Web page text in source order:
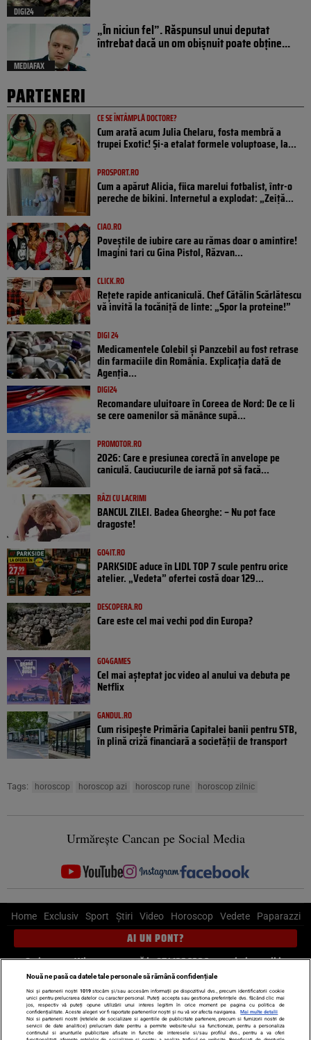
DIGI24
MEDIAFAX
„În niciun fel”. Răspunsul unui deputat
întrebat dacă un om obișnuit poate obține...
PARTENERI
CE SE ÎNTÂMPLĂ DOCTORE?
Cum arată acum Julia Chelaru, fosta membră a
trupei Exotic! Și-a etalat formele voluptoase, la...
PROSPORT.RO
Cum a apărut Alicia, fiica marelui fotbalist, într-o
pereche de bikini. Internetul a explodat: „Zeiță...
CIAO.RO
Poveştile de iubire care au rămas doar o amintire!
Imagini tari cu Gina Pistol, Răzvan...
CLICK.RO
Rețete rapide anticaniculă. Chef Cătălin Scărlătescu
vă invită la tocăniță de linte: „Spor la proteine!”
DIGI 24
Medicamentele Colebil și Panzcebil au fost retrase
din farmaciile din România. Explicația dată de
Agenția...
DIGI24
Recomandare uluitoare în Coreea de Nord: De ce li
se cere oamenilor să mănânce supă...
PROMOTOR.RO
2026: Care e presiunea corectă în anvelope pe
caniculă. Cauciucurile de iarnă pot să facă...
RÂZI CU LACRIMI
BANCUL ZILEI. Badea Gheorghe: – Nu pot face
dragoste!
GO4IT.RO
PARKSIDE aduce în LIDL TOP 7 scule pentru orice
atelier. „Vedeta” ofertei costă doar 129...
DESCOPERA.RO
Care este cel mai vechi pod din Europa?
GO4GAMES
Cel mai așteptat joc video al anului va debuta pe
Netflix
GANDUL.RO
Cum risipește Primăria Capitalei banii pentru STB,
în plină criză financiară a societății de transport
Tags: horoscop horoscop azi horoscop rune horoscop zilnic
Urmărește Cancan pe Social Media
Home Exclusiv Sport Știri Video Horoscop Vedete Paparazzi
AI UN PONT?
Scrie-ne pe Whatsapp, sună la 0741226226 sau trimite mail la
pont@cancan.ro
Știri interne Știri externe
Politică
Ultimele stiri
Diete Insula Iubirii Dictionar de vise LIFE STYLE
Nouă ne pasă ca datele tale personale să rămână confidențiale
Noi și partenerii noștri 1019stocăm și/sau accesăm informații pe dispozitivul dvs., precum identificatorii cookie
unici pentru prelucrarea datelor cu caracter personal. Puteți accepta sau gestiona preferințele dvs. făcând clic mai
jos, respectiv vă puteți opune utilizării unui interes legitim în orice moment pe pagina cu politica de
confidențialitate. Aceste alegeri vor fi raportate partenerilor noștri și nu vă vor afecta navigarea.
Mai multe detalii
Noi si partenerii nostri (retelele de socializare si agentiile de publicitate partenere, precum si furnizorii nostri de
servicii de date analitice) prelucram date pentru a permite website-ului sa functioneze, pentru a personaliza
continutul si anunturile publicitare afisate in functie de interesele si/sau profilul dvs., pentru a va oferi